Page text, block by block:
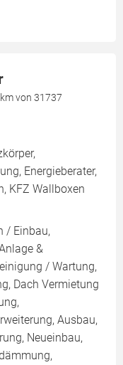
von 31737
Energieberater,
KFZ Wallboxen
/ Einbau,
&
/ Wartung,
Dach Vermietung
Ausbau,
Neueinbau,